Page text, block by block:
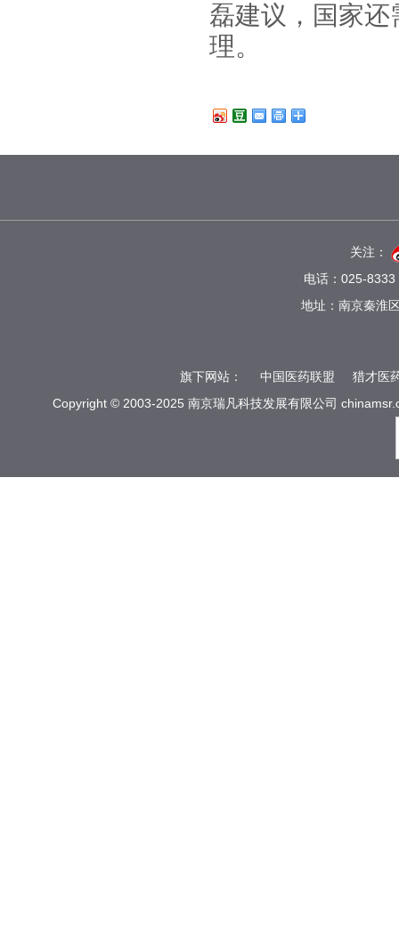
磊建议，国家
理。
关注：
电话：025-8333
地址：南京秦淮
旗下网站： 中国医药联盟
猎才医
Copyright © 2003-2025 南京瑞凡科技发展有限公司